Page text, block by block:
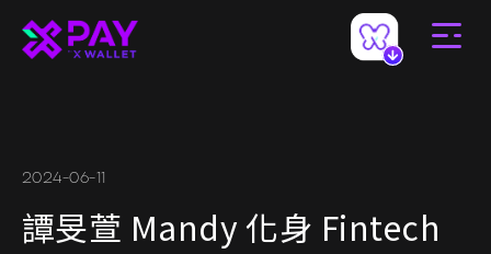
2024-06-11
譚旻萱 Mandy 化身 Fintech